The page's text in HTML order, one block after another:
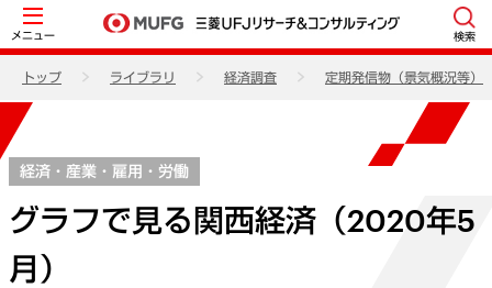
メニュー 検索
トップ ライブラリ 経済調査 定期発信物（景気概況等）
経済・産業・雇用・労働
グラフで見る関西経済（2020年5
月）